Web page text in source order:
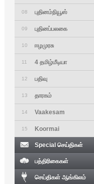
08 புதினம்நியூஸ்
09 புதினப்பலகை
10 ஈழமுரசு
11 4 தமிழ்மீடியா
12 பதிவு
13 தாரகம்
14 Vaakesam
15 Koormai
Special செய்திகள்
பத்திரிகைகள்
செய்திகள் ஆங்கிலம்